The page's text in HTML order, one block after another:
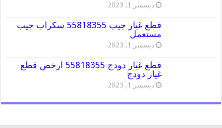
ديسمبر 1, 2023
قطع غيار جيب 55818355 سكراب جيب
مستعمل
ديسمبر 1, 2023
قطع غيار دودج 55818355 ارخص قطع
غيار دودج
ديسمبر 1, 2023